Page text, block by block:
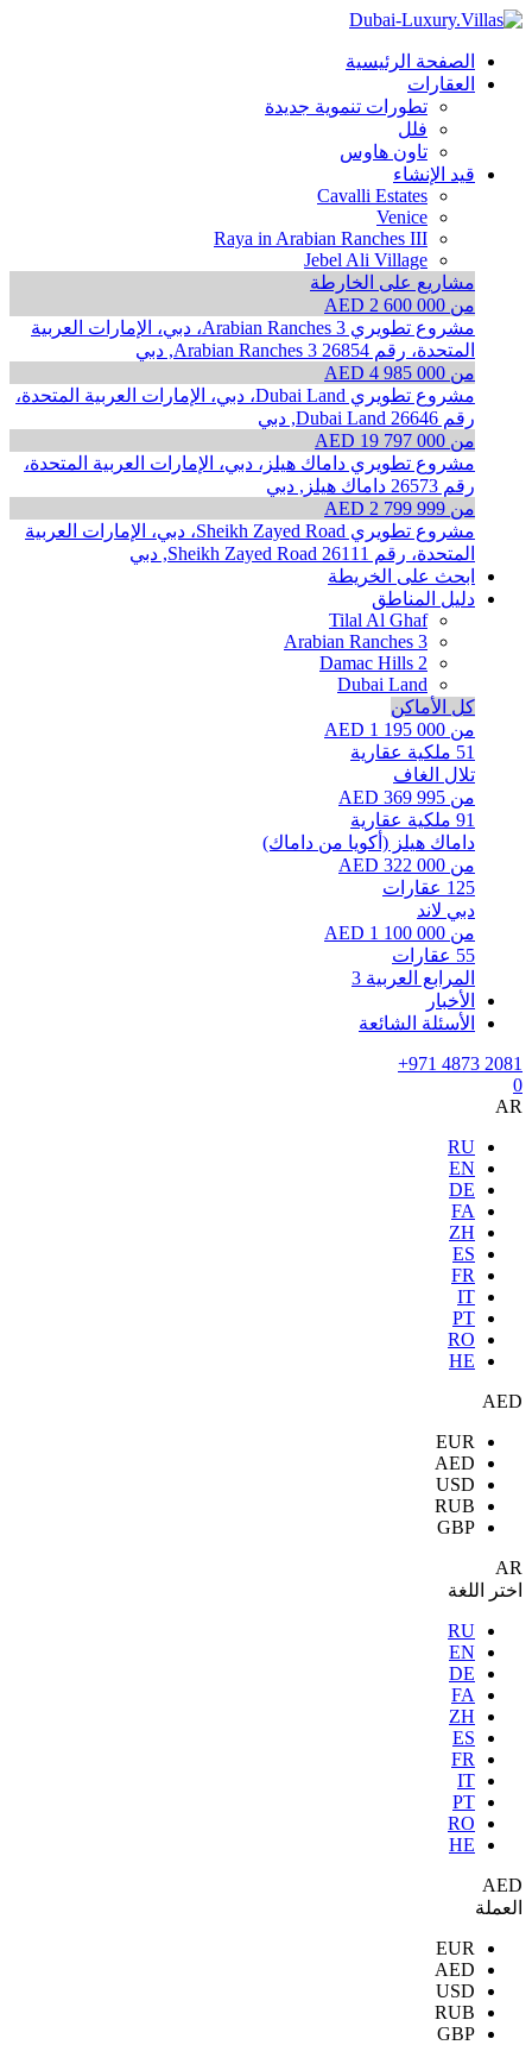
الصفحة الرئيسية
العقارات
تطورات تنموية جديدة
فلل
تاون هاوس
قيد الإنشاء
Cavalli Estates
Venice
Raya in Arabian Ranches III
Jebel Ali Village
مشاريع على الخارطة
من AED 2 600 000
مشروع تطويري Arabian Ranches 3، دبي، الإمارات العربية
المتحدة، رقم 26854
Arabian Ranches 3, دبي
من AED 4 985 000
مشروع تطويري Dubai Land، دبي، الإمارات العربية المتحدة،
رقم 26646
Dubai Land, دبي
من AED 19 797 000
مشروع تطويري داماك هيلز، دبي، الإمارات العربية المتحدة،
رقم 26573
داماك هيلز, دبي
من AED 2 799 999
مشروع تطويري Sheikh Zayed Road، دبي، الإمارات العربية
المتحدة، رقم 26111
Sheikh Zayed Road, دبي
ابحث على الخريطة
دليل المناطق
Tilal Al Ghaf
Arabian Ranches 3
Damac Hills 2
Dubai Land
كل الأماكن
من AED 1 195 000
51 ملكية عقارية
تلال الغاف
من AED 369 995
91 ملكية عقارية
داماك هيلز (أكويا من داماك)
من AED 322 000
125 عقارات
دبي لاند
من AED 1 100 000
55 عقارات
المرابع العربية 3
الأخبار
الأسئلة الشائعة
+971 4873 2081
0
AR
RU
EN
DE
FA
ZH
ES
FR
IT
PT
RO
HE
AED
EUR
AED
USD
RUB
GBP
AR
اختر اللغة
RU
EN
DE
FA
ZH
ES
FR
IT
PT
RO
HE
AED
العملة
EUR
AED
USD
RUB
GBP